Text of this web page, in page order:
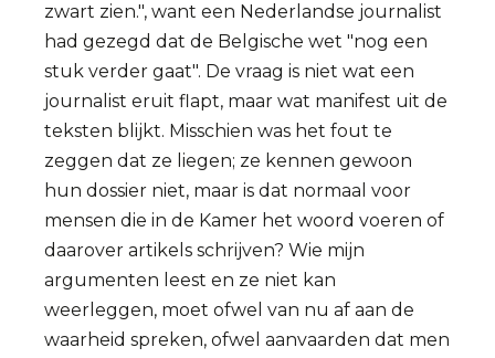
zwart zien.", want een Nederlandse journalist
had gezegd dat de Belgische wet "nog een
stuk verder gaat". De vraag is niet wat een
journalist eruit flapt, maar wat manifest uit de
teksten blijkt. Misschien was het fout te
zeggen dat ze liegen; ze kennen gewoon
hun dossier niet, maar is dat normaal voor
mensen die in de Kamer het woord voeren of
daarover artikels schrijven? Wie mijn
argumenten leest en ze niet kan
weerleggen, moet ofwel van nu af aan de
waarheid spreken, ofwel aanvaarden dat men